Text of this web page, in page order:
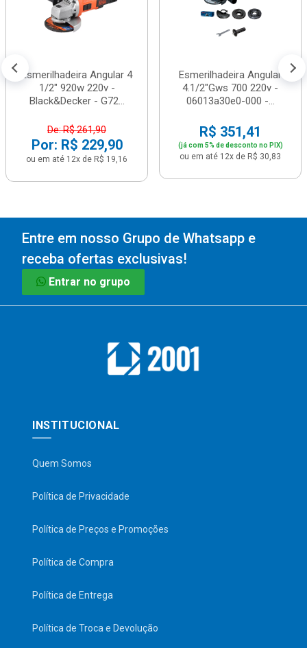
Esmerilhadeira Angular 4
1/2" 920w 220v -
Black&Decker - G72...
De: R$ 261,90
Por: R$ 229,90
ou em até 12x de R$ 19,16
Esmerilhadeira Angular
4.1/2"Gws 700 220v -
06013a30e0-000 -...
R$ 351,41
(já com 5% de desconto no PIX)
ou em até 12x de R$ 30,83
Entre em nosso Grupo de Whatsapp e
receba ofertas exclusivas!
Entrar no grupo
INSTITUCIONAL
Quem Somos
Política de Privacidade
Política de Preços e Promoções
Política de Compra
Política de Entrega
Política de Troca e Devolução